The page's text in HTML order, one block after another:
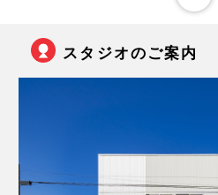
スタジオのご案内